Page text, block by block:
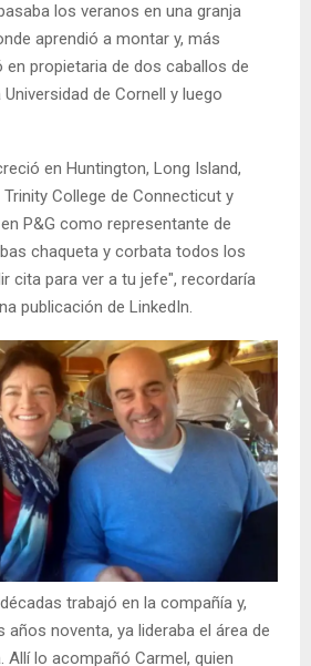
los veranos en una granja
aprendió a montar y, más
en propietaria de dos caballos de
de Cornell y luego
en Huntington, Long Island,
College de Connecticut y
P&G como representante de
chaqueta y corbata todos los
cita para ver a tu jefe", recordaría
publicación de LinkedIn.
trabajó en la compañía y,
años noventa, ya lideraba el área de
Allí lo acompañó Carmel, quien